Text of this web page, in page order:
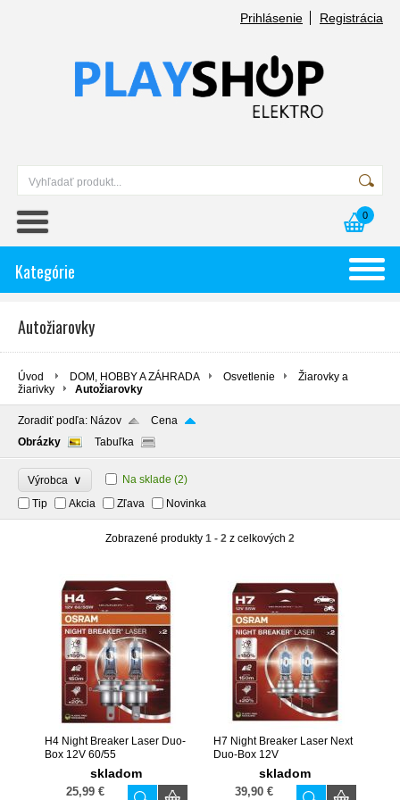
Prihlásenie Registrácia
0
Kategórie
Autožiarovky
Úvod DOM, HOBBY A ZÁHRADA Osvetlenie
Žiarovky a
žiarivky
Autožiarovky
Zoradiť podľa: Názov
Cena
Obrázky
Tabuľka
Výrobca ∨ Na sklade (2)
Tip
Akcia Zľava Novinka
Zobrazené produkty 1 - 2 z celkových 2
H4 Night Breaker Laser Duo-
Box 12V 60/55
skladom
25,99 €
H7 Night Breaker Laser Next
Duo-Box 12V
skladom
39,90 €